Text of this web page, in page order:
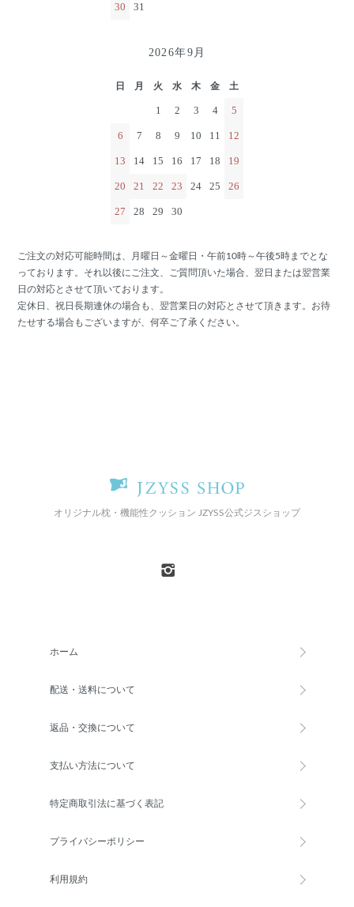
30 31
2026年9月
日 月 火 水 木 金 土
1 2 3 4 5
6 7 8 9 10 11 12
13 14 15 16 17 18 19
20 21 22 23 24 25 26
27 28 29 30
ご注文の対応可能時間は、月曜日～金曜日・午前10時～午後5時までとな
っております。それ以後にご注文、ご質問頂いた場合、翌日または翌営業
日の対応とさせて頂いております。
定休日、祝日長期連休の場合も、翌営業日の対応とさせて頂きます。お待
たせする場合もございますが、何卒ご了承ください。
オリジナル枕・機能性クッション JZYSS公式ジスショップ
ホーム
配送・送料について
返品・交換について
支払い方法について
特定商取引法に基づく表記
プライバシーポリシー
利用規約